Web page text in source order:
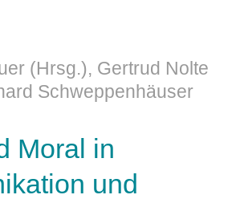
(Hrsg.), Gertrud Nolte
Schweppenhäuser
Moral in
und